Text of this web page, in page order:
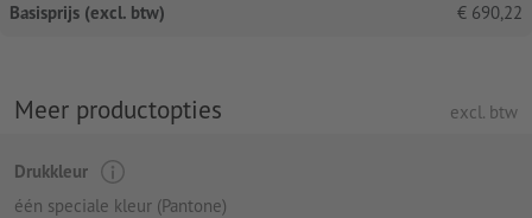
Basisprijs (excl. btw) € 690,22
Meer productopties excl. btw
Drukkleur
één speciale kleur (Pantone)